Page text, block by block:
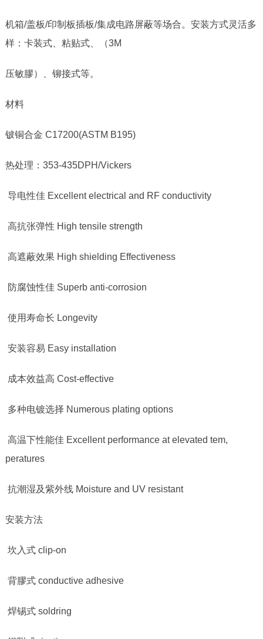
机箱/盖板/印制板插板/集成电路屏蔽等场合。安装方式灵活多
样：卡装式、粘贴式、（3M
压敏膠）、铆接式等。
材料
铍铜合金 C17200(ASTM B195)
热处理： 353-435DPH/Vickers
导电性佳 Excellent electrical and RF conductivity
高抗张弹性 High tensile strength
高遮蔽效果High shielding Effectiveness
防腐蚀性佳 Superb anti-corrosion
使用寿命长 Longevity
安装容易 Easy installation
成本效益高 Cost-effective
多种电镀选择 Numerous plating options
高温下性能佳 Excellent performance at elevated tem,
peratures
抗潮湿及紫外线Moisture and UV resistant
安装方法
坎入式clip-on
背膠式conductive adhesive
焊锡式soldring